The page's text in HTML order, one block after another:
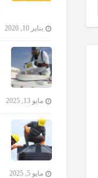
يناير 10, 2020
مايو 13, 2025
مايو 5, 2025